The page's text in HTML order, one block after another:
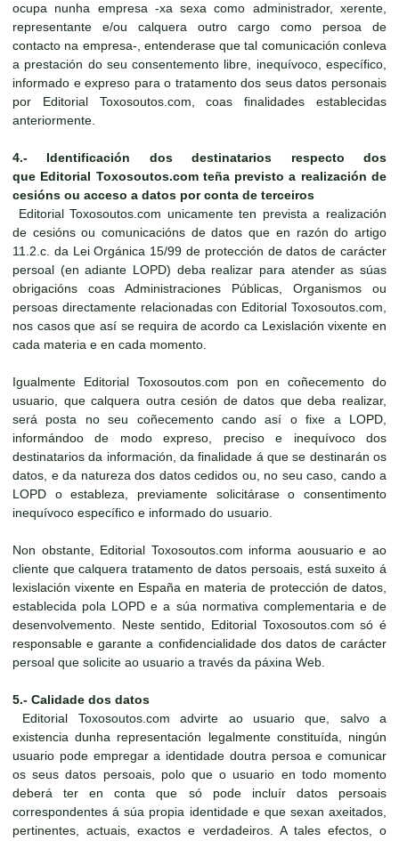
ocupa nunha empresa -xa sexa como administrador, xerente,
representante e/ou calquera outro cargo como persoa de
contacto na empresa-, entenderase que tal comunicación conleva
a prestación do seu consentemento libre, inequívoco, específico,
informado e expreso para o tratamento dos seus datos personais
por Editorial Toxosoutos.com, coas finalidades establecidas
anteriormente.
4.- Identificación dos destinatarios respecto dos
que Editorial Toxosoutos.com teña previsto a realización de
cesións ou acceso a datos por conta de terceiros
Editorial Toxosoutos.com unicamente ten prevista a realización
de cesións ou comunicacións de datos que en razón do artigo
11.2.c. da Lei Orgánica 15/99 de protección de datos de carácter
persoal (en adiante LOPD) deba realizar para atender as súas
obrigacións coas Administraciones Públicas, Organismos ou
persoas directamente relacionadas con Editorial Toxosoutos.com,
nos casos que así se requira de acordo ca Lexislación vixente en
cada materia e en cada momento.
Igualmente Editorial Toxosoutos.com pon en coñecemento do
usuario, que calquera outra cesión de datos que deba realizar,
será posta no seu coñecemento cando así o fixe a LOPD,
informándoo de modo expreso, preciso e inequívoco dos
destinatarios da información, da finalidade á que se destinarán os
datos, e da natureza dos datos cedidos ou, no seu caso, cando a
LOPD o estableza, previamente solicitárase o consentimento
inequívoco específico e informado do usuario.
Non obstante, Editorial Toxosoutos.com informa aousuario e ao
cliente que calquera tratamento de datos persoais, está suxeito á
lexislación vixente en España en materia de protección de datos,
establecida pola LOPD e a súa normativa complementaria e de
desenvolvemento. Neste sentido, Editorial Toxosoutos.com só é
responsable e garante a confidencialidade dos datos de carácter
persoal que solicite ao usuario a través da páxina Web.
5.- Calidade dos datos
Editorial Toxosoutos.com advirte ao usuario que, salvo a
existencia dunha representación legalmente constituída, ningún
usuario pode empregar a identidade doutra persoa e comunicar
os seus datos persoais, polo que o usuario en todo momento
deberá ter en conta que só pode incluír datos persoais
correspondentes á súa propia identidade e que sexan axeitados,
pertinentes, actuais, exactos e verdadeiros. A tales efectos, o